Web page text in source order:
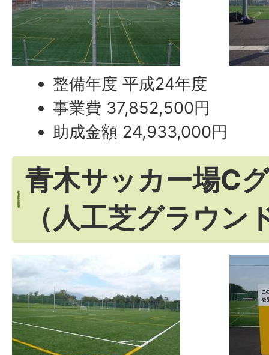
整備年度 平成24年度
事業費 37,852,500円
助成金額 24,933,000円
青木サッカー場C
（人工芝グラウン